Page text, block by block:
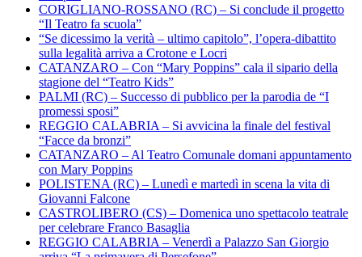
CORIGLIANO-ROSSANO (RC) – Si conclude il progetto
“Il Teatro fa scuola”
“Se dicessimo la verità – ultimo capitolo”, l’opera-dibattito
sulla legalità arriva a Crotone e Locri
CATANZARO – Con “Mary Poppins” cala il sipario della
stagione del “Teatro Kids”
PALMI (RC) – Successo di pubblico per la parodia de “I
promessi sposi”
REGGIO CALABRIA – Si avvicina la finale del festival
“Facce da bronzi”
CATANZARO – Al Teatro Comunale domani appuntamento
con Mary Poppins
POLISTENA (RC) – Lunedì e martedì in scena la vita di
Giovanni Falcone
CASTROLIBERO (CS) – Domenica uno spettacolo teatrale
per celebrare Franco Basaglia
REGGIO CALABRIA – Venerdì a Palazzo San Giorgio